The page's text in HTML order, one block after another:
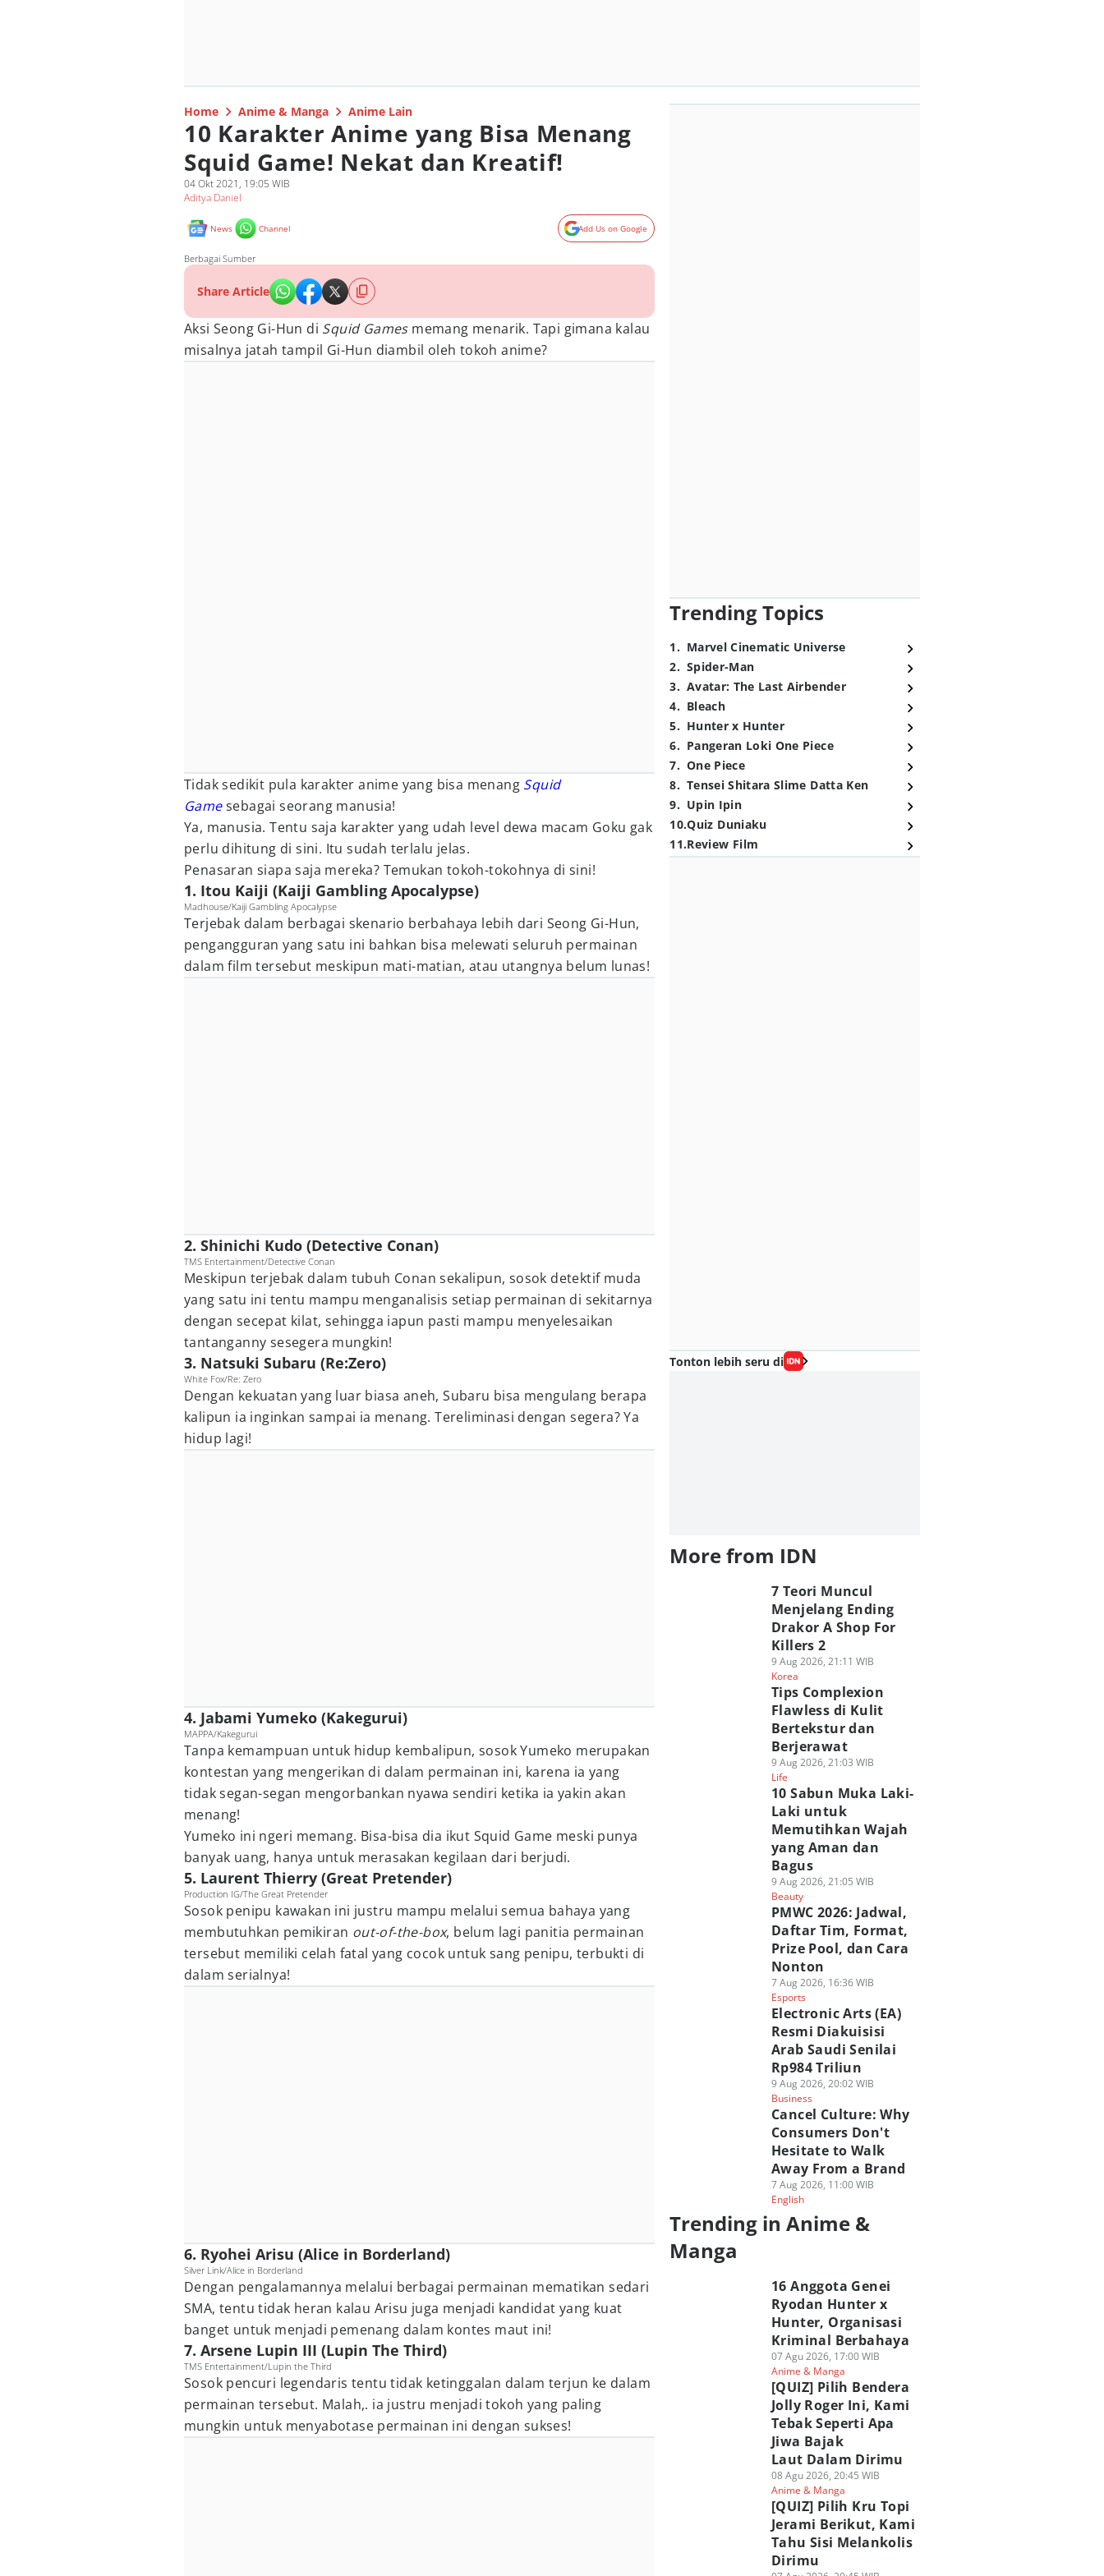
Home Anime & Manga Anime Lain
10 Karakter Anime yang Bisa Menang
Squid Game! Nekat dan Kreatif!
04 Okt 2021, 19:05 WIB
Aditya Daniel
News Channel Add Us on Google
Berbagai Sumber
Share Article
Aksi Seong Gi-Hun di Squid Games memang menarik. Tapi gimana kalau
misalnya jatah tampil Gi-Hun diambil oleh tokoh anime?
Tidak sedikit pula karakter anime yang bisa menang Squid
Game sebagai seorang manusia!
Ya, manusia. Tentu saja karakter yang udah level dewa macam Goku gak
perlu dihitung di sini. Itu sudah terlalu jelas.
Penasaran siapa saja mereka? Temukan tokoh-tokohnya di sini!
1. Itou Kaiji (Kaiji Gambling Apocalypse)
Madhouse/Kaiji Gambling Apocalypse
Terjebak dalam berbagai skenario berbahaya lebih dari Seong Gi-Hun,
pengangguran yang satu ini bahkan bisa melewati seluruh permainan
dalam film tersebut meskipun mati-matian, atau utangnya belum lunas!
2. Shinichi Kudo (Detective Conan)
TMS Entertainment/Detective Conan
Meskipun terjebak dalam tubuh Conan sekalipun, sosok detektif muda
yang satu ini tentu mampu menganalisis setiap permainan di sekitarnya
dengan secepat kilat, sehingga iapun pasti mampu menyelesaikan
tantanganny sesegera mungkin!
3. Natsuki Subaru (Re:Zero)
White Fox/Re: Zero
Dengan kekuatan yang luar biasa aneh, Subaru bisa mengulang berapa
kalipun ia inginkan sampai ia menang. Tereliminasi dengan segera? Ya
hidup lagi!
4. Jabami Yumeko (Kakegurui)
MAPPA/Kakegurui
Tanpa kemampuan untuk hidup kembalipun, sosok Yumeko merupakan
kontestan yang mengerikan di dalam permainan ini, karena ia yang
tidak segan-segan mengorbankan nyawa sendiri ketika ia yakin akan
menang!
Yumeko ini ngeri memang. Bisa-bisa dia ikut Squid Game meski punya
banyak uang, hanya untuk merasakan kegilaan dari berjudi.
5. Laurent Thierry (Great Pretender)
Production IG/The Great Pretender
Sosok penipu kawakan ini justru mampu melalui semua bahaya yang
membutuhkan pemikiran out-of-the-box, belum lagi panitia permainan
tersebut memiliki celah fatal yang cocok untuk sang penipu, terbukti di
dalam serialnya!
6. Ryohei Arisu (Alice in Borderland)
Silver Link/Alice in Borderland
Dengan pengalamannya melalui berbagai permainan mematikan sedari
SMA, tentu tidak heran kalau Arisu juga menjadi kandidat yang kuat
banget untuk menjadi pemenang dalam kontes maut ini!
7. Arsene Lupin III (Lupin The Third)
TMS Entertainment/Lupin the Third
Sosok pencuri legendaris tentu tidak ketinggalan dalam terjun ke dalam
permainan tersebut. Malah,. ia justru menjadi tokoh yang paling
mungkin untuk menyabotase permainan ini dengan sukses!
Trending Topics
1. Marvel Cinematic Universe
2. Spider-Man
3. Avatar: The Last Airbender
4. Bleach
5. Hunter x Hunter
6. Pangeran Loki One Piece
7. One Piece
8. Tensei Shitara Slime Datta Ken
9. Upin Ipin
10.Quiz Duniaku
11.Review Film
Tonton lebih seru di
More from IDN
7 Teori Muncul
Menjelang Ending
Drakor A Shop For
Killers 2
9 Aug 2026, 21:11 WIB
Korea
Tips Complexion
Flawless di Kulit
Bertekstur dan
Berjerawat
9 Aug 2026, 21:03 WIB
Life
10 Sabun Muka Laki-
Laki untuk
Memutihkan Wajah
yang Aman dan
Bagus
9 Aug 2026, 21:05 WIB
Beauty
PMWC 2026: Jadwal,
Daftar Tim, Format,
Prize Pool, dan Cara
Nonton
7 Aug 2026, 16:36 WIB
Esports
Electronic Arts (EA)
Resmi Diakuisisi
Arab Saudi Senilai
Rp984 Triliun
9 Aug 2026, 20:02 WIB
Business
Cancel Culture: Why
Consumers Don't
Hesitate to Walk
Away From a Brand
7 Aug 2026, 11:00 WIB
English
Trending in Anime &
Manga
16 Anggota Genei
Ryodan Hunter x
Hunter, Organisasi
Kriminal Berbahaya
07 Agu 2026, 17:00 WIB
Anime & Manga
[QUIZ] Pilih Bendera
Jolly Roger Ini, Kami
Tebak Seperti Apa
Jiwa Bajak
Laut Dalam Dirimu
08 Agu 2026, 20:45 WIB
Anime & Manga
[QUIZ] Pilih Kru Topi
Jerami Berikut, Kami
Tahu Sisi Melankolis
Dirimu